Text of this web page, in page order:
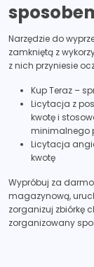
Narzędzie do
zamkniętą z
z nich przyniesie
Kup Teraz –
Licytacja z
kwotę i
minimalnego
Licytacja
kwotę
Wypróbuj za darmo
magazynową,
zorganizuj zbiórkę
zorganizowany